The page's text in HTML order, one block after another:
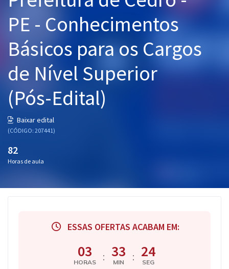
Graduação
OAB
Mentorias
Questões grátis
Conteúdo gratuito
Blog
PE - Conhecimentos
Básicos para os Cargos
de Nível Superior
(Pós-Edital)
Baixar edital
(CÓDIGO: 207441)
82
Horas de aula
ESSAS OFERTAS ACABAM EM:
03
HORAS : 33
MIN : 24
SEG